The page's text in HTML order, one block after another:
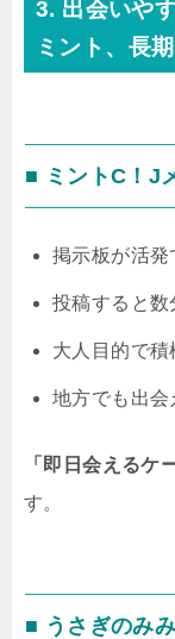
3. 出会いや
ミント、長
■ ミントC！J
掲示板が活発
投稿すると数
大人目的で
地方でも出会
「即日会えるケ
す。
■ うさぎのみ